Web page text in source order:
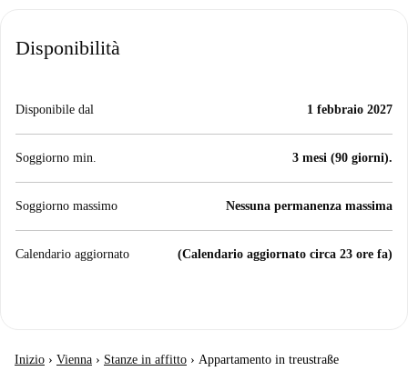
Disponibilità
Disponibile dal 1 febbraio 2027
Soggiorno min. 3 mesi (90 giorni).
Soggiorno massimo Nessuna permanenza massima
Calendario aggiornato (Calendario aggiornato circa 23 ore fa)
Inizio › Vienna › Stanze in affitto › Appartamento in treustraße